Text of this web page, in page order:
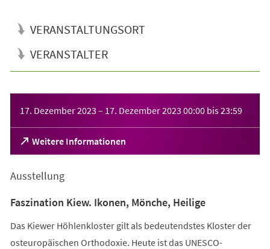
VERANSTALTUNGSORT
VERANSTALTER
17. Dezember 2023 – 17. Dezember 2023 00:00 bis23:59
Weitere Informationen
(Öffnet
in
neuen
Ausstellung
Faszination Kiew. Ikonen, Mönche, Heilige
Das Kiewer Höhlenkloster gilt als bedeutendstes Kloster der
osteuropäischen Orthodoxie. Heute ist das UNESCO-